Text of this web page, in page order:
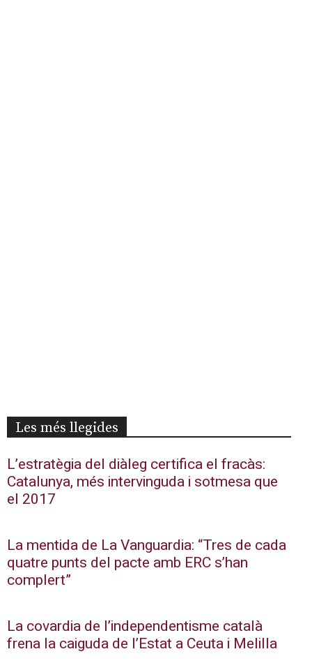
Les més llegides
L’estratègia del diàleg certifica el fracàs:
Catalunya, més intervinguda i sotmesa que
el 2017
La mentida de La Vanguardia: “Tres de cada
quatre punts del pacte amb ERC s’han
complert”
La covardia de l’independentisme català
frena la caiguda de l’Estat a Ceuta i Melilla